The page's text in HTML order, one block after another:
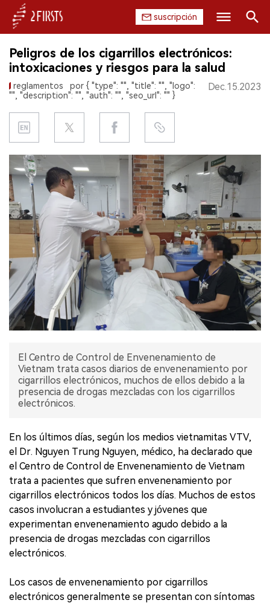
suscripción
INICIO
EMPRESA
PRODUCTO
CHINA
DATOS
EXPOSICIÓN
ENTREVISTA
Buscar
Peligros de los cigarrillos electrónicos:
intoxicaciones y riesgos para la salud
reglamentos
por { "type": "", "title": "", "logo":
"", "description": "", "auth": "", "seo_url": "" }
Dec.15.2023
El Centro de Control de Envenenamiento de
Vietnam trata casos diarios de envenenamiento por
cigarrillos electrónicos, muchos de ellos debido a la
presencia de drogas mezcladas con los cigarrillos
electrónicos.
En los últimos días, según los medios vietnamitas VTV,
el Dr. Nguyen Trung Nguyen, médico, ha declarado que
el Centro de Control de Envenenamiento de Vietnam
trata a pacientes que sufren envenenamiento por
cigarrillos electrónicos todos los días. Muchos de estos
casos involucran a estudiantes y jóvenes que
experimentan envenenamiento agudo debido a la
presencia de drogas mezcladas con cigarrillos
electrónicos.
Los casos de envenenamiento por cigarrillos
electrónicos generalmente se presentan con síntomas